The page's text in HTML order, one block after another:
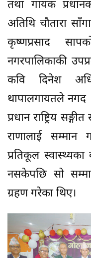
तथा गायक
अतिथि चौतारा
कृष्णप्रसाद
नगरपालिकाकी
कवि दिनेश
थापालगायतले नगद
प्रधान राष्ट्रिय
राणालाई सम्मान
प्रतिकूल
नसकेपछि सो
ग्रहण गरेका थिए।